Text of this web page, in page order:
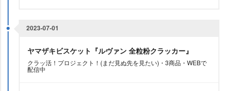
2023-07-01
ヤマザキビスケット『ルヴァン 全粒粉クラッカー』
クラッ活！プロジェクト！(まだ見ぬ先を見たい)・3商品・WEBで
配信中